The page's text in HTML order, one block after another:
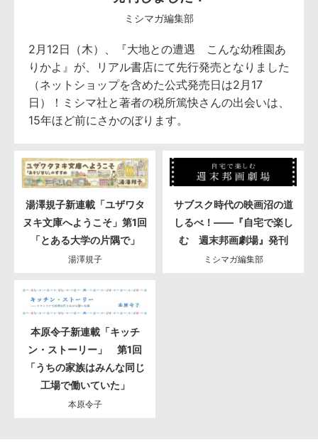
ミシマガ編集部
2月12日（木）、『大地との遭遇 こんな幼稚園あ
りかよ』が、リアル書店にて先行発売となりました
（ネットショップを含めた公式発売日は2月17
日）！ミシマ社と著者の税所篤快さんの出会いは、
15年ほど前にさかのぼります。
湯澤規子新連載「ユザワタ
ヌキ文庫へようこそ」第1回
「とある大学の片隅で」
湯澤規子
サブスク時代の映画沼の道
しるべ！――『自宅で楽し
む 週末邦画劇場』発刊
ミシマガ編集部
本原令子新連載「キッチ
ン・ストーリー」 第1回
「うちの家族はみんな同じ
工場で働いていた」
本原令子